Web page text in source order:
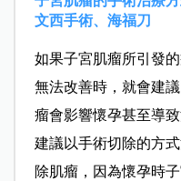
文西手術、海福刀
如果子宮肌瘤所引發
無法改善時，就會建
瘤會影響懷孕甚至導
建議以手術切除的方
除肌瘤，因為懷孕時